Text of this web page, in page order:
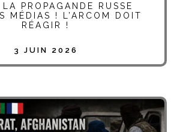
PROPAGANDE RUSSE
MÉDIAS ! L’ARCOM DOIT
RÉAGIR !
3 JUIN 2026